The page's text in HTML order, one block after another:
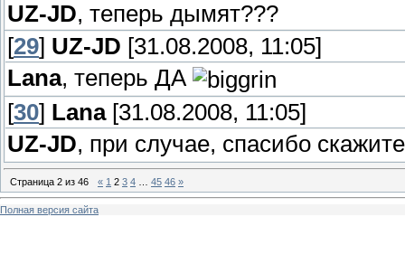
UZ-JD, теперь дымят???
[29] UZ-JD [31.08.2008, 11:05]
Lana, теперь ДА
[30] Lana[31.08.2008, 11:05]
UZ-JD, при случае, спасибо
Страница 2 из 46 « 1 2 3 4 45 46 »
Полная версия сайта